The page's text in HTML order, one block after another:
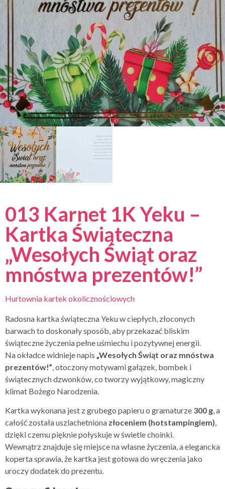
013 Karnet 1K Yeku –
Kartka Świąteczna
„Wesołych Świąt oraz
mnóstwa prezentów!”
Hurtownia kartek okolicznościowych
Radosna kartka świąteczna Yeku w ciepłych, złoconych
barwach to doskonały sposób, aby przekazać bliskim
świąteczne życzenia pełne uśmiechu i pozytywnej energii.
Na okładce widnieje napis „Wesołych Świąt oraz mnóstwa
prezentów!”, otoczony motywami gałązek, bombek i
świątecznych dzwonków, co tworzy wyjątkowy, magiczny
klimat Bożego Narodzenia.
Kartka wykonana jest z grubego papieru o gramaturze 300 g, a
całość została uszlachetniona złoceniem (hotstampingiem),
dzięki czemu pięknie połyskuje w świetle choinki.
Wewnątrz znajduje się miejsce na własne życzenia, a elegancka
koperta sprawia, że kartka jest gotowa do wręczenia jako
uroczy dodatek do prezentu.